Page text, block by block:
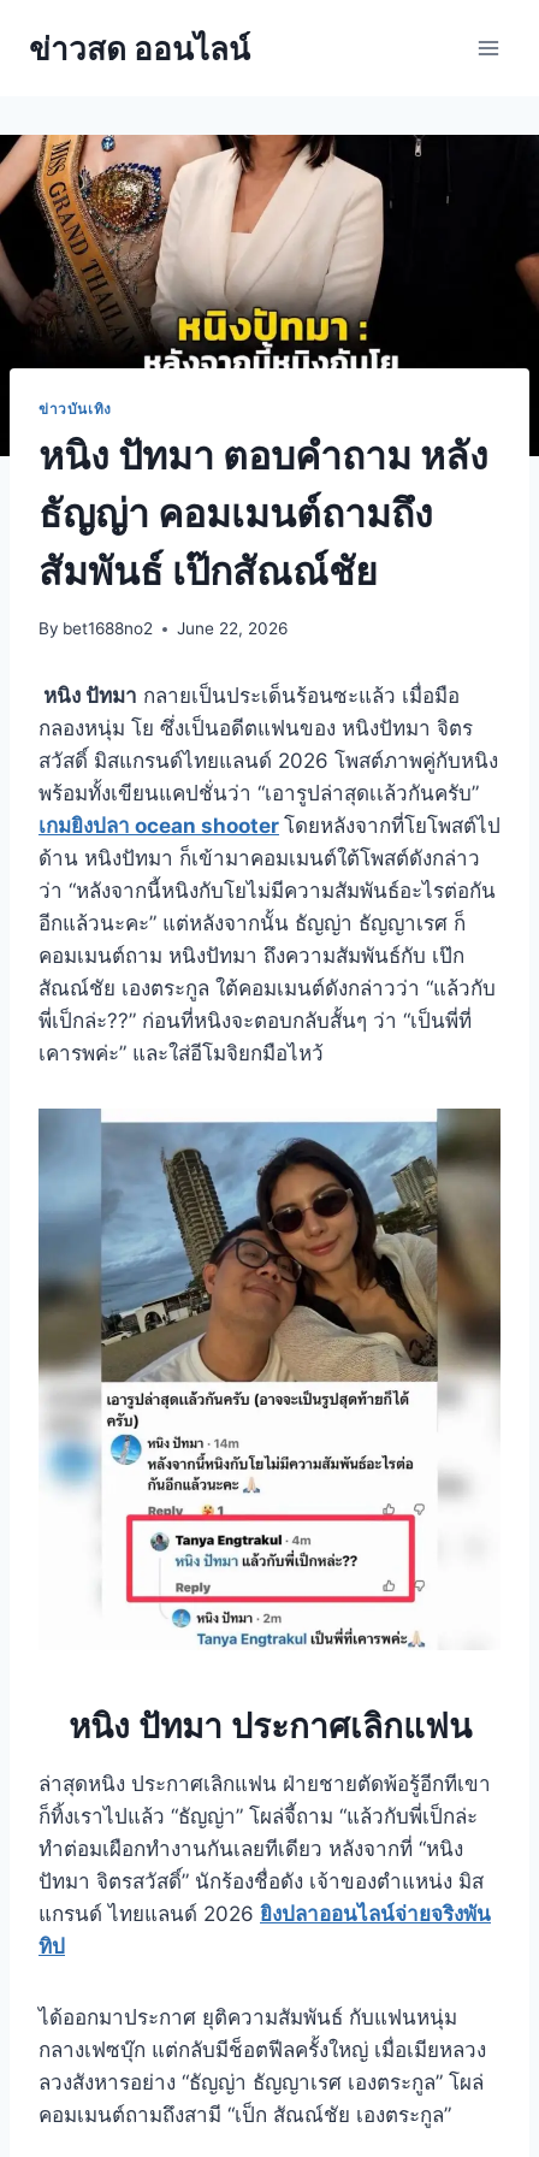
ข่าวสด ออนไลน์
ข่าวบันเทิง
หนิง ปัทมา ตอบคำถาม หลัง
ธัญญ่า คอมเมนต์ถามถึง
สัมพันธ์ เป๊กสัณณ์ชัย
By bet1688no2 June 22, 2026
หนิง ปัทมา กลายเป็นประเด็นร้อนซะแล้ว เมื่อมือ
กลองหนุ่ม โย ซึ่งเป็นอดีตแฟนของ หนิงปัทมา จิตร
สวัสดิ์ มิสแกรนด์ไทยแลนด์ 2026 โพสต์ภาพคู่กับหนิง
พร้อมทั้งเขียนแคปชั่นว่า “เอารูปล่าสุดเเล้วกันครับ”
เกมยิงปลา ocean shooter โดยหลังจากที่โยโพสต์ไป
ด้าน หนิงปัทมา ก็เข้ามาคอมเมนต์ใต้โพสต์ดังกล่าว
ว่า “หลังจากนี้หนิงกับโยไม่มีความสัมพันธ์อะไรต่อกัน
อีกแล้วนะคะ” แต่หลังจากนั้น ธัญญ่า ธัญญาเรศ ก็
คอมเมนต์ถาม หนิงปัทมา ถึงความสัมพันธ์กับ เป๊ก
สัณณ์ชัย เองตระกูล ใต้คอมเมนต์ดังกล่าวว่า “แล้วกับ
พี่เป็กล่ะ??” ก่อนที่หนิงจะตอบกลับสั้นๆ ว่า “เป็นพี่ที่
เคารพค่ะ” และใส่อีโมจิยกมือไหว้
หนิง ปัทมา ประกาศเลิกแฟน
ล่าสุดหนิง ประกาศเลิกแฟน ฝ่ายชายตัดพ้อรู้อีกทีเขา
ก็ทิ้งเราไปแล้ว “ธัญญ่า” โผล่จี้ถาม “แล้วกับพี่เป็กล่ะ
ทำต่อมเผือกทำงานกันเลยทีเดียว หลังจากที่ “หนิง
ปัทมา จิตรสวัสดิ์” นักร้องชื่อดัง เจ้าของตำแหน่ง มิส
แกรนด์ ไทยแลนด์ 2026 ยิงปลาออนไลน์จ่ายจริงพัน
ทิป
ได้ออกมาประกาศ ยุติความสัมพันธ์ กับแฟนหนุ่ม
กลางเฟซบุ๊ก แต่กลับมีช็อตฟีลครั้งใหญ่ เมื่อเมียหลวง
ลวงสังหารอย่าง “ธัญญ่า ธัญญาเรศ เองตระกูล” โผล่
คอมเมนต์ถามถึงสามี “เป็ก สัณณ์ชัย เองตระกูล”